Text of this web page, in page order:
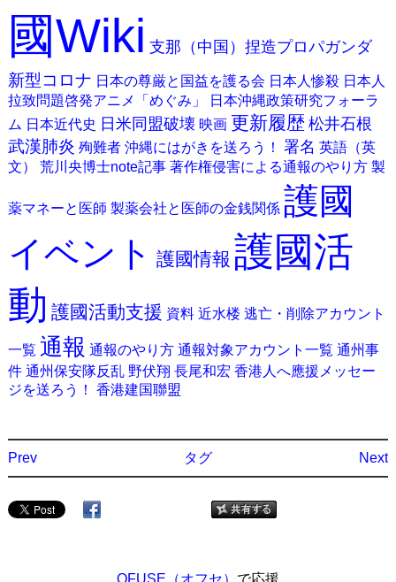
國Wiki 支那（中国）捏造プロパガンダ
新型コロナ 日本の尊厳と国益を護る会 日本人惨殺 日本人
拉致問題啓発アニメ「めぐみ」
日本沖縄政策研究フォーラ
ム 日本近代史 日米同盟破壊 映画 更新履歴 松井石根
武漢肺炎 殉難者 沖縄にはがきを送ろう！ 署名 英語（英
文）
荒川央博士note記事 著作権侵害による通報のやり方 製
薬マネーと医師 製薬会社と医師の金銭関係 護國
イベント
護國情報 護國活
動 護國活動支援 資料 近水楼 逃亡・削除アカウント
一覧 通報 通報のやり方 通報対象アカウント一覧 通州事
件 通州保安隊反乱 野伏翔 長尾和宏 香港人へ應援メッセー
ジを送ろう！
香港建国聯盟
Prev Next
タグ